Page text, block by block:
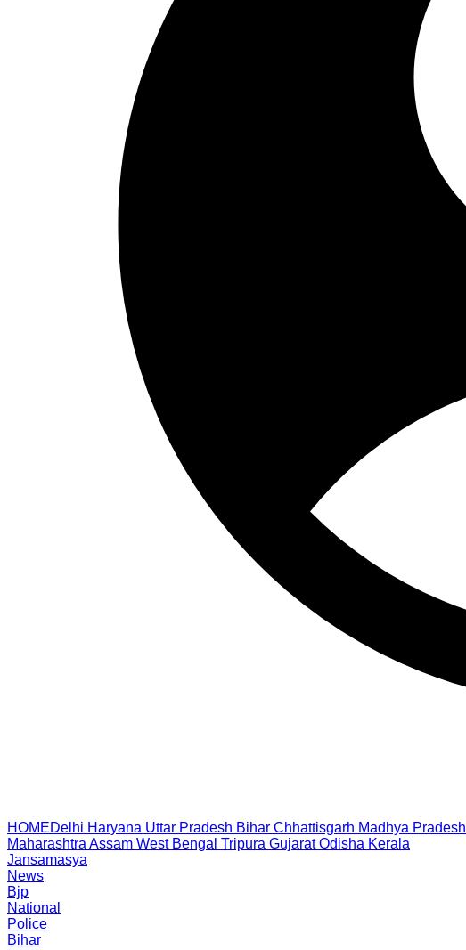
HOMEDelhi Haryana Uttar Pradesh Bihar Chhattisgarh Madhya Pradesh
Maharashtra Assam West Bengal Tripura Gujarat Odisha Kerala
Jansamasya
News
Bjp
National
Police
Bihar